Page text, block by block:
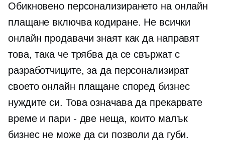
Обикновено персонализирането на онлайн
плащане включва кодиране. Не всички
онлайн продавачи знаят как да направят
това, така че трябва да се свържат с
разработчиците, за да персонализират
своето онлайн плащане според бизнес
нуждите си. Това означава да прекарвате
време и пари - две неща, които малък
бизнес не може да си позволи да губи.